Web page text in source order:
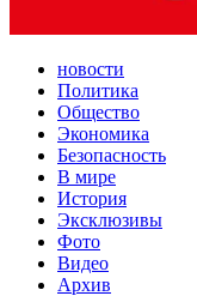
новости
Политика
Общество
Экономика
Безопасность
В мире
История
Эксклюзивы
Фото
Видео
Архив